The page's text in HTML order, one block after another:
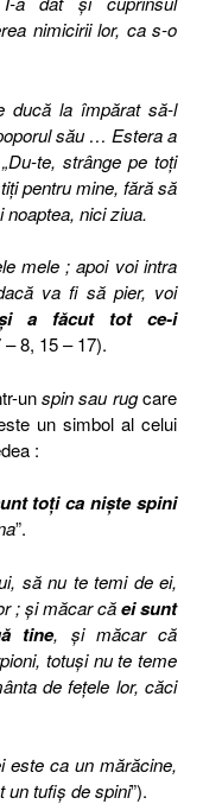
nimicirii lor, ca s-o
ducă la împărat să-l
său … Estera a
te, strânge pe toţi
pentru mine, fără să
nici ziua.
mele ; apoi voi intra
va fi să pier, voi
a făcut tot ce-i
– 8, 15 – 17).
unspin sau rugcare
un simbol al celui
:
toţi ca nişte spini
”.
să nu te temi de ei,
; şi măcar căei sunt
tine, şi măcar că
totuşi nu te teme
de feţele lor, căci
este ca un mărăcine,
un tufiş de spini”).